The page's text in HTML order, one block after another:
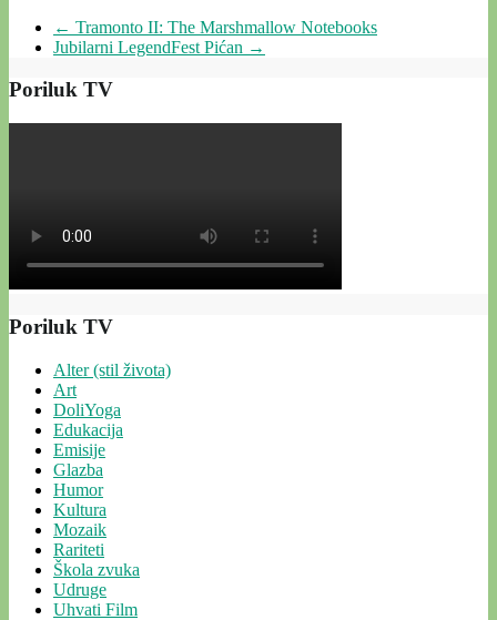
← Tramonto II: The Marshmallow Notebooks
Jubilarni LegendFest Pićan →
Poriluk TV
Poriluk TV
Alter (stil života)
Art
DoliYoga
Edukacija
Emisije
Glazba
Humor
Kultura
Mozaik
Rariteti
Škola zvuka
Udruge
Uhvati Film